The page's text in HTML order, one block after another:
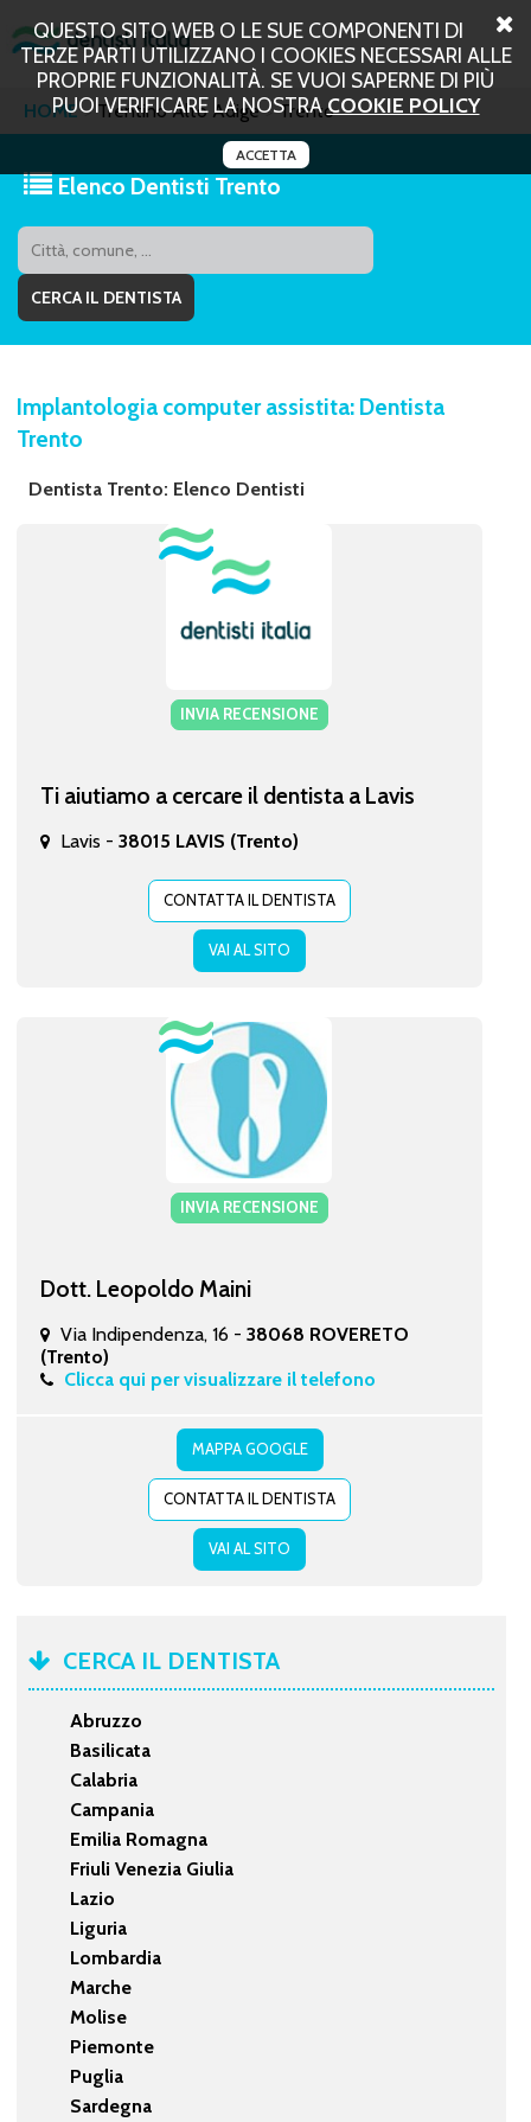
QUESTO SITO WEB O LE SUE COMPONENTI DI
TERZE PARTI UTILIZZANO I COOKIES NECESSARI ALLE
PROPRIE FUNZIONALITÀ. SE VUOI SAPERNE DI PIÙ
PUOI VERIFICARE LA NOSTRACOOKIE POLICY
ACCETTA
HOME Trentino Alto Adige Trento
Elenco Dentisti Trento
Implantologia computer assistita: Dentista
Trento
Dentista Trento: Elenco Dentisti
INVIA RECENSIONE
Ti aiutiamo a cercare il dentista a Lavis
Lavis - 38015 LAVIS (Trento)
CONTATTA IL DENTISTA
VAI AL SITO
INVIA RECENSIONE
Dott. Leopoldo Maini
Via Indipendenza, 16 - 38068 ROVERETO
(Trento)
Clicca qui per visualizzare il telefono
MAPPA GOOGLE
CONTATTA IL DENTISTA
VAI AL SITO
CERCA IL DENTISTA
Abruzzo
Basilicata
Calabria
Campania
Emilia Romagna
Friuli Venezia Giulia
Lazio
Liguria
Lombardia
Marche
Molise
Piemonte
Puglia
Sardegna